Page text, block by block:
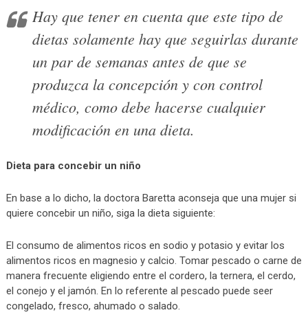
Hay que tener en cuenta que este tipo de
dietas solamente hay que seguirlas durante
un par de semanas antes de que se
produzca la concepción y con control
médico, como debe hacerse cualquier
modificación en una dieta.
Dieta para concebir un niño
En base a lo dicho, la doctora Baretta aconseja que una mujer si
quiere concebir un niño, siga la dieta siguiente:
El consumo de alimentos ricos en sodio y potasio y evitar los
alimentos ricos en magnesio y calcio. Tomar pescado o carne de
manera frecuente eligiendo entre el cordero, la ternera, el cerdo,
el conejo y el jamón. En lo referente al pescado puede seer
congelado, fresco, ahumado o salado.